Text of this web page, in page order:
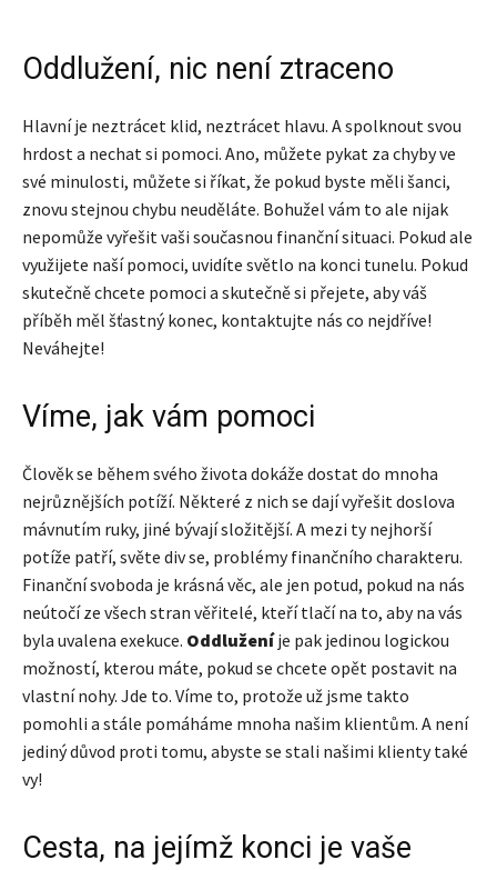
Oddlužení, nic není ztraceno
Hlavní je neztrácet klid, neztrácet hlavu. A spolknout svou
hrdost a nechat si pomoci. Ano, můžete pykat za chyby ve
své minulosti, můžete si říkat, že pokud byste měli šanci,
znovu stejnou chybu neuděláte. Bohužel vám to ale nijak
nepomůže vyřešit vaši současnou finanční situaci. Pokud ale
využijete naší pomoci, uvidíte světlo na konci tunelu. Pokud
skutečně chcete pomoci a skutečně si přejete, aby váš
příběh měl šťastný konec, kontaktujte nás co nejdříve!
Neváhejte!
Víme, jak vám pomoci
Člověk se během svého života dokáže dostat do mnoha
nejrůznějších potíží. Některé z nich se dají vyřešit doslova
mávnutím ruky, jiné bývají složitější. A mezi ty nejhorší
potíže patří, světe div se, problémy finančního charakteru.
Finanční svoboda je krásná věc, ale jen potud, pokud na nás
neútočí ze všech stran věřitelé, kteří tlačí na to, aby na vás
byla uvalena exekuce. Oddluženíje pak jedinou logickou
možností, kterou máte, pokud se chcete opět postavit na
vlastní nohy. Jde to. Víme to, protože už jsme takto
pomohli a stále pomáháme mnoha našim klientům. A není
jediný důvod proti tomu, abyste se stali našimi klienty také
vy!
Cesta, na jejímž konci je vaše